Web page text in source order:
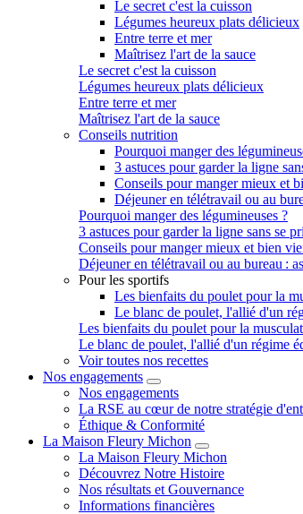
Le secret c'est la cuisson
Légumes heureux plats délicieux
Entre terre et mer
Maîtrisez l'art de la sauce
Le secret c'est la cuisson
Légumes heureux plats délicieux
Entre terre et mer
Maîtrisez l'art de la sauce
Conseils nutrition
Pourquoi manger des
3 astuces pour garder la ligne
Conseils pour manger mieux et
Déjeuner en télétravail ou au
Pourquoi manger des légumineuses ?
3 astuces pour garder la ligne sans se
Conseils pour manger mieux et bien
Déjeuner en télétravail ou au bureau :
Pour les sportifs
Les bienfaits du poulet pour la
Le blanc de poulet, l'allié d'un
Les bienfaits du poulet pour la
Le blanc de poulet, l'allié d'un régime
Voir toutes nos recettes
Nos engagements
Nos engagements
La RSE au cœur de notre stratégie
Éthique & Conformité
La Maison Fleury Michon
La Maison Fleury Michon
Découvrez Notre Histoire
Nos résultats et Gouvernance
Informations financières